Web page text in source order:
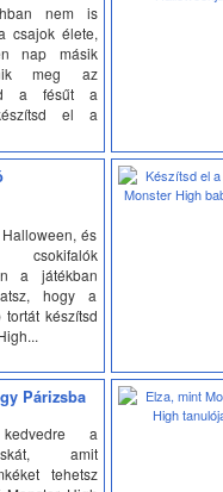
nem is
csajok élete,
nap másik
meg az
a fésűt a
el a
és
csokifalók
a játékban
hogy a
tortát készítsd
Párizsba
a
amit
tehetsz